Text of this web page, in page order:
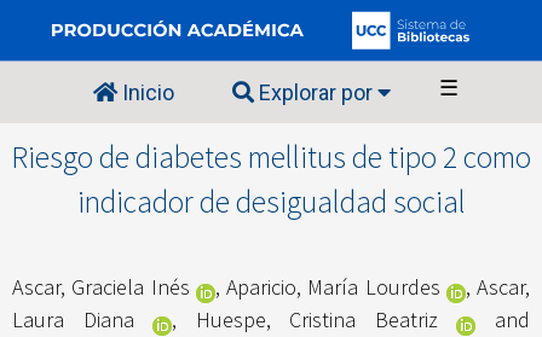
Inicio Explorar por ☰
Riesgo de diabetes mellitus de tipo 2 como
indicador de desigualdad social
Ascar, Graciela Inés , Aparicio, María Lourdes , Ascar,
Laura Diana
, Huespe, Cristina Beatriz
and